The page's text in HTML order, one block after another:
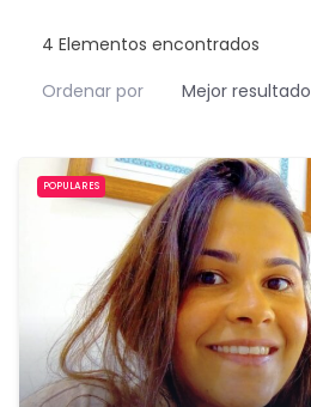
4 Elementos encontrados
Ordenar por
Mejor resultado
POPULARES